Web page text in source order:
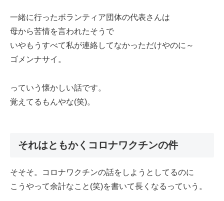
一緒に行ったボランティア団体の代表さんは
母から苦情を言われたそうで
いやもうすべて私が連絡してなかっただけやのに～
ゴメンナサイ。
っていう懐かしい話です。
覚えてるもんやな(笑)。
それはともかくコロナワクチンの件
そそそ。コロナワクチンの話をしようとしてるのに
こうやって余計なこと(笑)を書いて長くなるっていう。